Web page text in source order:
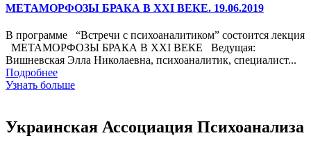
МЕТАМОРФОЗЫ БРАКА В XXI ВЕКЕ. 19.06.2019
В программе “Встречи с психоаналитиком” состоится лекция
МЕТАМОРФОЗЫ БРАКА В XXI ВЕКЕ Ведущая:
Вишневская Элла Николаевна, психоаналитик, специалист...
Подробнее
Узнать больше
Украинская Ассоциация Психоанализа